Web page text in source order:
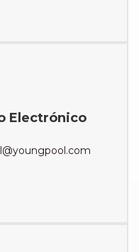
Electrónico